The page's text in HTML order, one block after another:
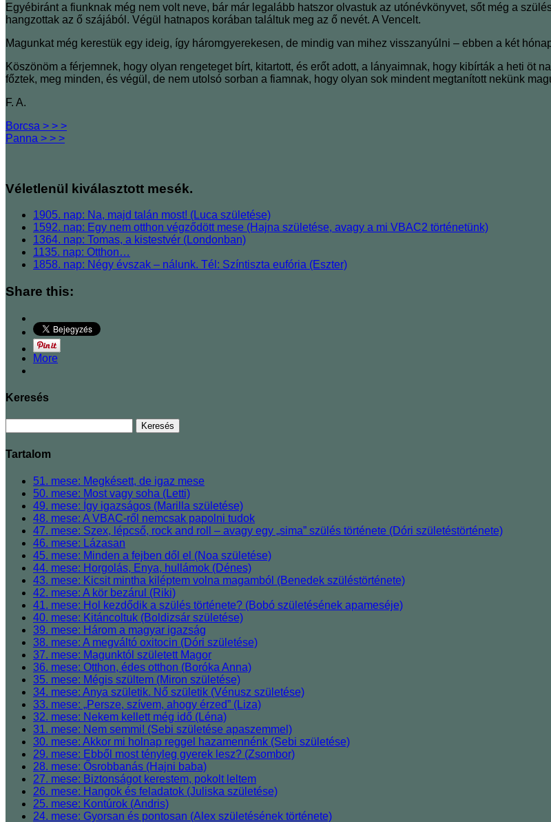
Egyébiránt a fiunknak még nem volt neve, bár már legalább hatszor olvastuk az utónévkönyvet, sőt még a
hangzottak az ő szájából. Végül hatnapos korában találtuk meg az ő nevét. A Vencelt.
Magunkat még kerestük egy ideig, így háromgyerekesen, de mindig van mihez visszanyúlni – ebben a két
Köszönöm a férjemnek, hogy olyan rengeteget bírt, kitartott, és erőt adott, a lányaimnak, hogy kibírták a heti öt
főztek, meg minden, és végül, de nem utolsó sorban a fiamnak, hogy olyan sok mindent megtanított nekünk
F. A.
Borcsa > > >
Panna > > >
Véletlenül kiválasztott mesék.
1905. nap: Na, majd talán most! (Luca születése)
1592. nap: Egy nem otthon végződött mese (Hajna születése, avagy a mi VBAC2 történetünk)
1364. nap: Tomas, a kistestvér (Londonban)
1135. nap: Otthon…
1858. nap: Négy évszak – nálunk. Tél: Színtiszta eufória (Eszter)
Share this:
More
Keresés
Tartalom
51. mese: Megkésett, de igaz mese
50. mese: Most vagy soha (Letti)
49. mese: Így igazságos (Marilla születése)
48. mese: A VBAC-ről nemcsak papolni tudok
47. mese: Szex, lépcső, rock and roll ‒ avagy egy „sima” szülés története (Dóri születéstörténete)
46. mese: Lázasan
45. mese: Minden a fejben dől el (Noa születése)
44. mese: Horgolás, Enya, hullámok (Dénes)
43. mese: Kicsit mintha kiléptem volna magamból (Benedek szüléstörténete)
42. mese: A kör bezárul (Riki)
41. mese: Hol kezdődik a szülés története? (Bobó születésének apameséje)
40. mese: Kitáncoltuk (Boldizsár születése)
39. mese: Három a magyar igazság
38. mese: A megváltó oxitocin (Dóri születése)
37. mese: Magunktól született Magor
36. mese: Otthon, édes otthon (Boróka Anna)
35. mese: Mégis szültem (Miron születése)
34. mese: Anya születik. Nő születik (Vénusz születése)
33. mese: „Persze, szívem, ahogy érzed” (Liza)
32. mese: Nekem kellett még idő (Léna)
31. mese: Nem semmi! (Sebi születése apaszemmel)
30. mese: Akkor mi holnap reggel hazamennénk (Sebi születése)
29. mese: Ebből most tényleg gyerek lesz? (Zsombor)
28. mese: Ősrobbanás (Hajni baba)
27. mese: Biztonságot kerestem, pokolt leltem
26. mese: Hangok és feladatok (Juliska születése)
25. mese: Kontúrok (Andris)
24. mese: Gyorsan és pontosan (Alex születésének története)